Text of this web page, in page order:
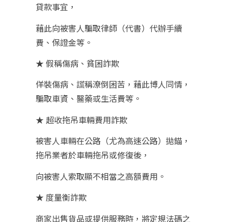
貸款事宜，
藉此向被害人騙取律師（代書）代辦手續
費、保證金等。
★ 假稱傷病、貧困詐欺
佯裝傷病、謊稱潦倒困苦，藉此博人同情，
騙取車資、醫藥或生活費等。
★ 超收拖吊車輛費用詐欺
被害人車輛在公路（尤為高速公路）拋錨，
拖吊業者於車輛拖吊或修復後，
向被害人索取顯不相當之高額費用。
★ 度量衡詐欺
商家出售貨品或提供服務時，將定規法碼之